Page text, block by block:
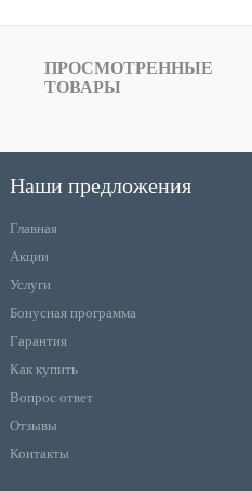
ПРОСМОТРЕННЫЕ
ТОВАРЫ
Наши предложения
Главная
Акции
Услуги
Бонусная программа
Гарантия
Как купить
Вопрос ответ
Отзывы
Контакты